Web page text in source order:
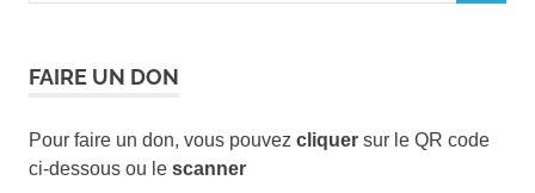
FAIRE UN DON
Pour faire un don, vous pouvez cliquer sur le QR code
ci-dessous ou le scanner